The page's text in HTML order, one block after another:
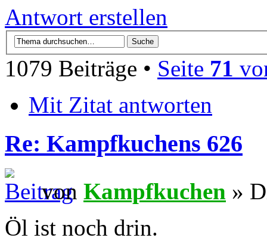
Antwort erstellen
1079 Beiträge • Seite 71
Mit Zitat antworten
Re: Kampfkuchens 626
von Kampfkuchen »
Öl ist noch drin.